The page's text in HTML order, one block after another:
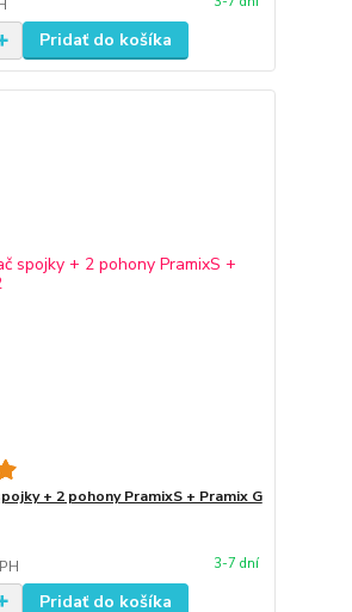
Pridať do košíka
+ 2 pohony PramixS + Pramix G
3-7 dní
Pridať do košíka